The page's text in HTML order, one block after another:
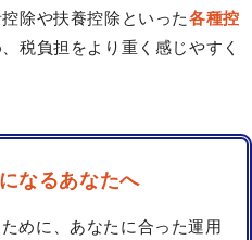
除や扶養控除といった各種控
税負担をより重く感じやすく
なるあなたへ
めに、あなたに合った運用